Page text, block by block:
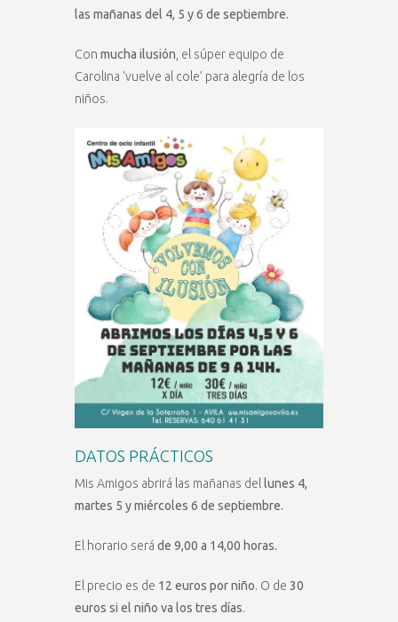
las mañanas del 4, 5 y 6 de septiembre.
Con mucha ilusión , el súper equipo de
Carolina ‘vuelve al cole’ para alegría de los
niños.
DATOS PRÁCTICOS
Mis Amigos abrirá las mañanas del lunes 4,
martes 5 y miércoles 6 de septiembre.
El horario será de 9,00 a 14,00 horas.
El precio es de 12 euros por niño. O de 30
euros si el niño va los tres días.